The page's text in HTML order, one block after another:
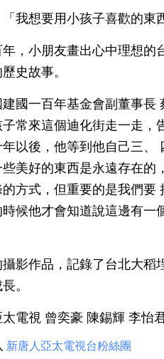
我想要用小孩子喜歡的東
，小朋友畫出心中理想的
史故事。
國一百年基金會副董事長
常來這個迪化街走一走，
以後，他等到他自己三、
美好的東西是永遠存在的
的方式，但重要的是我們
時候他才會知道說這邊有一
影作品，記錄了台北大稻
。
太電視 曾奕豪 陳錫輝 李怡
新唐人亞太電視台粉絲團